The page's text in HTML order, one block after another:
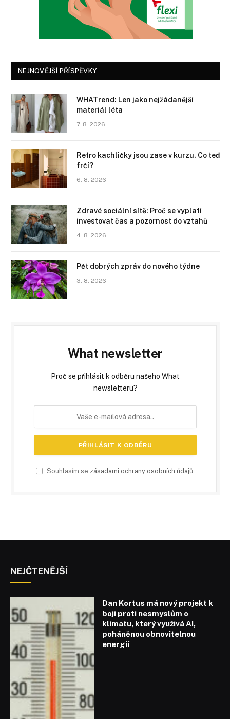
NEJNOVĚJŠÍ PŘÍSPĚVKY
WHATrend: Len jako nejžádanější
materiál léta
7. 8. 2026
Retro kachličky jsou zase v kurzu. Co teď
frčí?
6. 8. 2026
Zdravé sociální sítě: Proč se vyplatí
investovat čas a pozornost do vztahů
4. 8. 2026
Pět dobrých zpráv do nového týdne
3. 8. 2026
What newsletter
Proč se přihlásit k odběru našeho What
newsletteru?
Souhlasím se zásadami ochrany osobních údajů.
NEJČTENĚJŠÍ
Dan Kortus má nový projekt k
boji proti nesmyslům o
klimatu, který využívá AI,
poháněnou obnovitelnou
energií